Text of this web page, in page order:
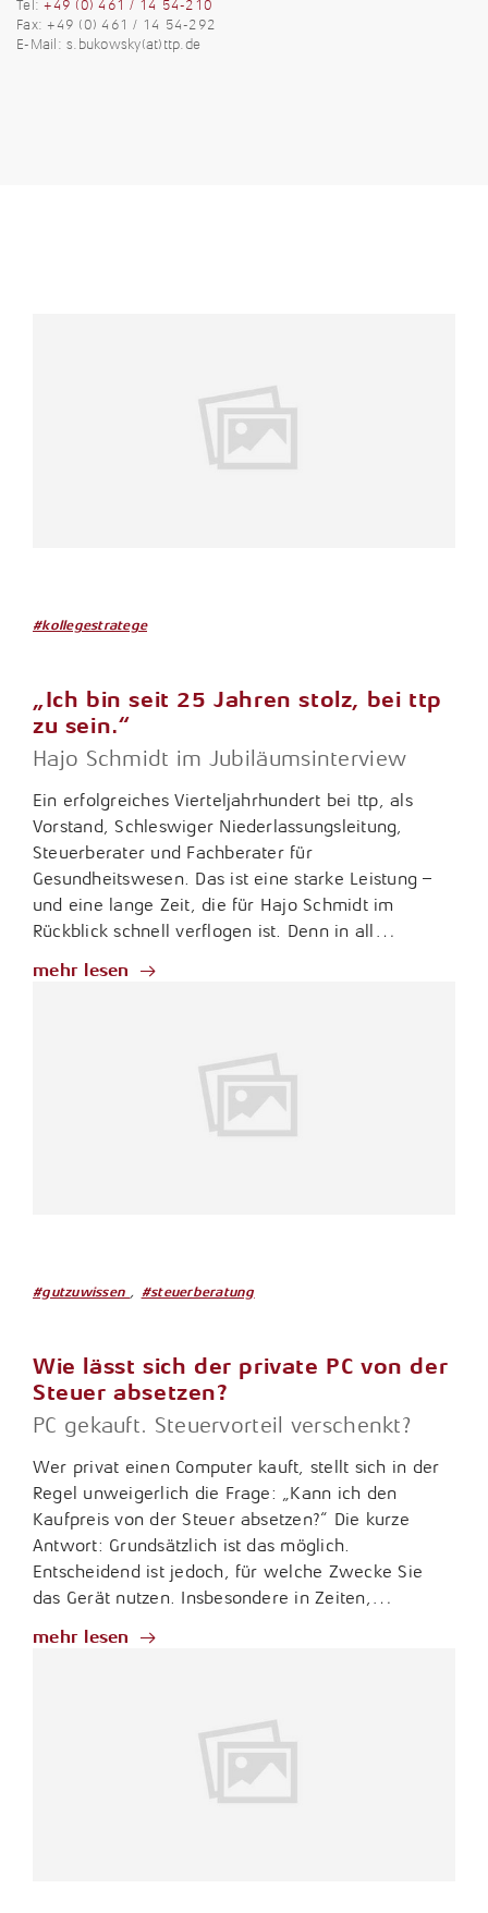
Tel:+49 (0) 461 / 14 54-210
Fax: +49 (0) 461 / 14 54-292
E-Mail: s.bukowsky(at)ttp.de
#kollegestratege
„Ich bin seit 25 Jahren stolz, bei ttp
zu sein.“
Hajo Schmidt im Jubiläumsinterview
Ein erfolgreiches Vierteljahrhundert bei ttp, als
Vorstand, Schleswiger Niederlassungsleitung,
Steuerberater und Fachberater für
Gesundheitswesen. Das ist eine starke Leistung –
und eine lange Zeit, die für Hajo Schmidt im
Rückblick schnell verflogen ist. Denn in all…
mehr lesen
#gutzuwissen , #steuerberatung
Wie lässt sich der private PC von der
Steuer absetzen?
PC gekauft. Steuervorteil verschenkt?
Wer privat einen Computer kauft, stellt sich in der
Regel unweigerlich die Frage: „Kann ich den
Kaufpreis von der Steuer absetzen?“ Die kurze
Antwort: Grundsätzlich ist das möglich.
Entscheidend ist jedoch, für welche Zwecke Sie
das Gerät nutzen. Insbesondere in Zeiten,…
mehr lesen